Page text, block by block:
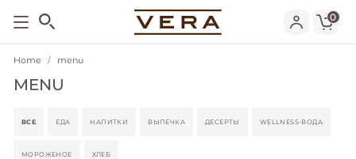
0
Home menu
MENU
ВСЕ ЕДА НАПИТКИ ВЫПЕЧКА ДЕСЕРТЫ WELLNESS-ВОДА
МОРОЖЕНОЕ ХЛЕБ